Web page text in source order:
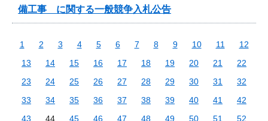
備工事 に関する一般競争入札公告
1 2 3 4 5 6 7 8 9 10 11
12
13
14 15 16 17 18 19 20 21
22
23
24 25 26 27 28 29 30 31
32
33
34 35 36 37 38 39 40 41
42
43
44 45 46 47 48 49 50 51
52